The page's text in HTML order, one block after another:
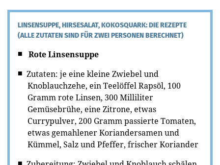
LINSENSUPPE, HIRSESALAT, KOKOSQUARK: DIE REZEPTE
(ALLE ZUTATEN SIND FÜR ZWEI PERSONEN BERECHNET)
Rote Linsensuppe
Zutaten: je eine kleine Zwiebel und
Knoblauchzehe, ein Teelöffel Rapsöl, 100
Gramm rote Linsen, 300 Milliliter
Gemüsebrühe, eine Zitrone, etwas
Currypulver, 200 Gramm passierte Tomaten,
etwas gemahlener Koriandersamen und
Kümmel, Salz und Pfeffer, frischer Koriander